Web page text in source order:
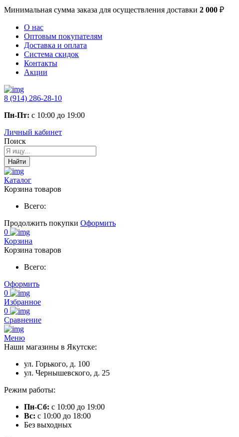
Минимальная сумма заказа для осуществления доставки 2 000 ₽
О нас
Оптовым покупателям
Доставка и оплата
Система скидок
Контакты
Акции
8 (914) 286-28-10
Пн-Пт: с 10:00 до 19:00
Личный кабинет
Поиск
Найти
Каталог
Корзина товаров
Всего:
Продолжить покупки Оформить
0
Корзина
Корзина товаров
Всего:
Оформить
0
Избранное
0
Сравнение
Меню
Наши магазины в Якутске:
ул. Горького, д. 100
ул. Чернышевского, д. 25
Режим работы:
Пн-Сб: с 10:00 до 19:00
Вс: с 10:00 до 18:00
Без выходных